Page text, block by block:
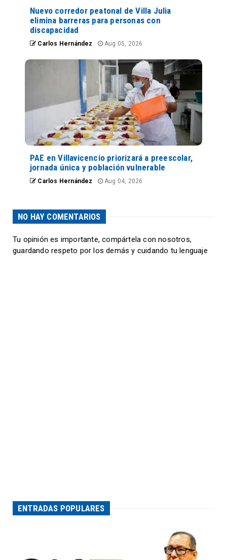
Nuevo corredor peatonal de Villa Julia
elimina barreras para personas con
discapacidad
Carlos Hernández Aug 05, 2026
PAE en Villavicencio priorizará a preescolar,
jornada única y población vulnerable
Carlos Hernández Aug 04, 2026
NO HAY COMENTARIOS
Tu opinión es importante, compártela con nosotros,
guardando respeto por los demás y cuidando tu lenguaje
ENTRADAS POPULARES